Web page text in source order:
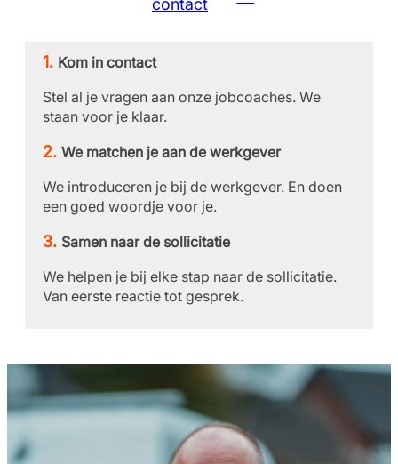
contact
Kom in contact
Stel al je vragen aan onze jobcoaches. We
staan voor je klaar.
We matchen je aan de werkgever
We introduceren je bij de werkgever. En doen
een goed woordje voor je.
Samen naar de sollicitatie
We helpen je bij elke stap naar de sollicitatie.
Van eerste reactie tot gesprek.